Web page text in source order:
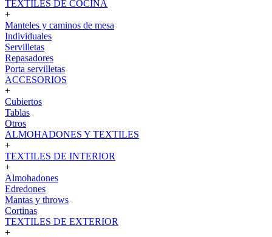
TEXTILES DE COCINA
+
Manteles y caminos de mesa
Individuales
Servilletas
Repasadores
Porta servilletas
ACCESORIOS
+
Cubiertos
Tablas
Otros
ALMOHADONES Y TEXTILES
+
TEXTILES DE INTERIOR
+
Almohadones
Edredones
Mantas y throws
Cortinas
TEXTILES DE EXTERIOR
+